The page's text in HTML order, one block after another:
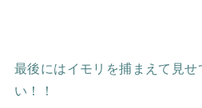
最後にはイモリを捕まえて見
い！！